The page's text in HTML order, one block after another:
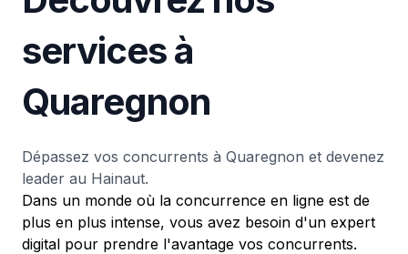
services à
Quaregnon
Dépassez vos concurrents à Quaregnon et devenez
leader au Hainaut.
Dans un monde où la concurrence en ligne est de
plus en plus intense, vous avez besoin d'un expert
digital pour prendre l'avantage vos concurrents.